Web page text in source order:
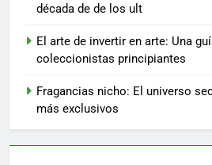
década de de los ult
El arte de invertir en arte: Una
coleccionistas principiantes
Fragancias nicho: El universo
más exclusivos